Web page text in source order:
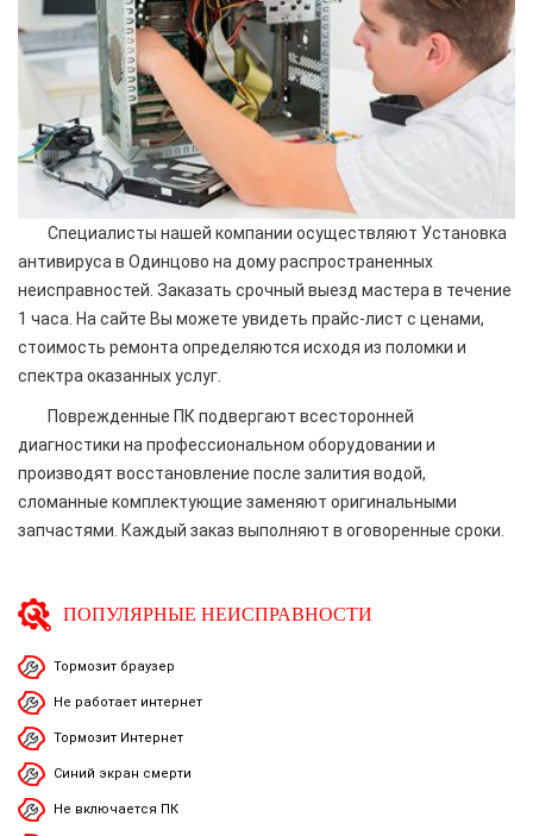
Специалисты нашей компании осуществляют Установка
антивируса в Одинцово на дому распространенных
неисправностей. Заказать срочный выезд мастера в течение
1 часа. На сайте Вы можете увидеть прайс-лист с ценами,
стоимость ремонта определяются исходя из поломки и
спектра оказанных услуг.
Поврежденные ПК подвергают всесторонней
диагностики на профессиональном оборудовании и
производят восстановление после залития водой,
сломанные комплектующие заменяют оригинальными
запчастями. Каждый заказ выполняют в оговоренные сроки.
ПОПУЛЯРНЫЕ НЕИСПРАВНОСТИ
Тормозит браузер
Не работает интернет
Тормозит Интернет
Синий экран смерти
Не включается ПК